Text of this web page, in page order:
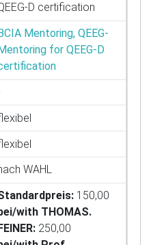
D certification
BCIA Mentoring, QEEG-
Mentoring for QEEG-D
WAHL
150,00
with THOMAS.
250,00